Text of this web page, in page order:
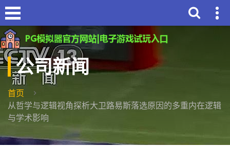
公司新闻
首页
从哲学与逻辑视角探析大卫路易斯落选原因的多重内在逻辑
与学术影响